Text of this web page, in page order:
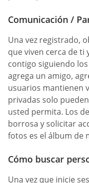
Comunicación /
Una vez registrado,
que viven cerca de ti
contigo siguiendo
agrega un amigo,
usuarios mantienen
privadas solo
usted permita. Los
borrosa y solicitar
fotos es el álbum de
Cómo buscar
Una vez que inicie